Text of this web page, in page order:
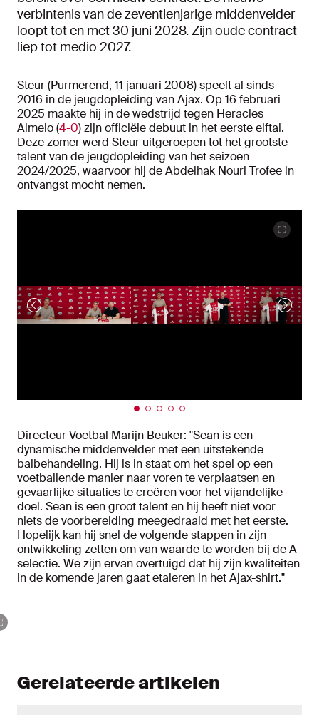
verbintenis van de zeventienjarige middenvelder
loopt tot en met 30 juni 2028. Zijn oude contract
liep tot medio 2027.
Steur (Purmerend, 11 januari 2008) speelt al sinds
2016 in de jeugdopleiding van Ajax. Op 16 februari
2025 maakte hij in de wedstrijd tegen Heracles
Almelo (4-0) zijn officiële debuut in het eerste elftal.
Deze zomer werd Steur uitgeroepen tot het grootste
talent van de jeugdopleiding van het seizoen
2024/2025, waarvoor hij de Abdelhak Nouri Trofee in
ontvangst mocht nemen.
Directeur Voetbal Marijn Beuker: "Sean is een
dynamische middenvelder met een uitstekende
balbehandeling. Hij is in staat om het spel op een
voetballende manier naar voren te verplaatsen en
gevaarlijke situaties te creëren voor het vijandelijke
doel. Sean is een groot talent en hij heeft niet voor
niets de voorbereiding meegedraaid met het eerste.
Hopelijk kan hij snel de volgende stappen in zijn
ontwikkeling zetten om van waarde te worden bij de A-
selectie. We zijn ervan overtuigd dat hij zijn kwaliteiten
in de komende jaren gaat etaleren in het Ajax-shirt."
Gerelateerde artikelen